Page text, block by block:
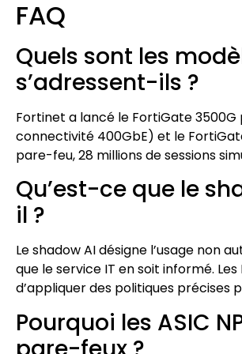
FAQ
Quels sont les
s’adressent-ils ?
Fortinet a lancé le FortiGate
connectivité 400GbE) et le
pare-feu, 28 millions de sessions
Qu’est-ce que le
il ?
Le shadow AI désigne l’usage non
que le service IT en soit informé.
d’appliquer des politiques précises
Pourquoi les ASIC